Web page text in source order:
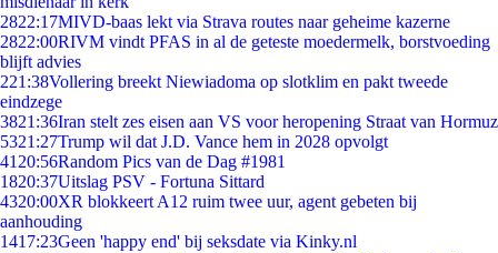
2822:17MIVD-baas lekt via Strava routes naar geheime kazerne
2822:00RIVM vindt PFAS in al de geteste moedermelk, borstvoeding
blijft advies
221:38Vollering breekt Niewiadoma op slotklim en pakt tweede
eindzege
3821:36Iran stelt zes eisen aan VS voor heropening Straat van Hormuz
5321:27Trump wil dat J.D. Vance hem in 2028 opvolgt
41 20:56Random Pics van de Dag #1981
1820:37Uitslag PSV - Fortuna Sittard
4320:00XR blokkeert A12 ruim twee uur, agent gebeten bij
aanhouding
1417:23Geen 'happy end' bij seksdate via Kinky.nl